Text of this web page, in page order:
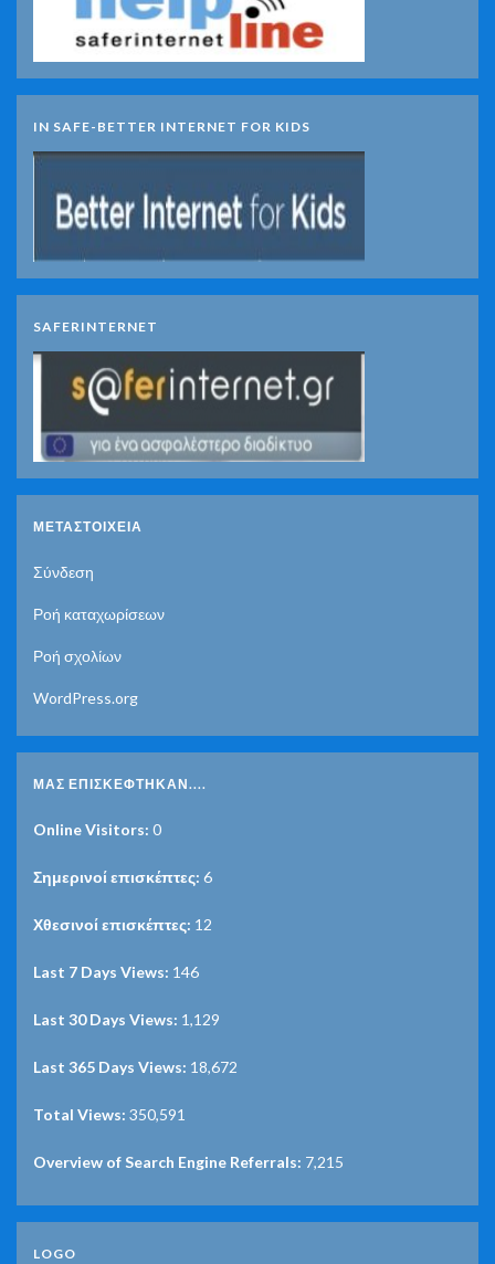
IN SAFE-BETTER INTERNET FOR KIDS
SAFERINTERNET
ΜΕΤΑΣΤΟΙΧΕΊΑ
Σύνδεση
Ροή καταχωρίσεων
Ροή σχολίων
WordPress.org
ΜΑΣ ΕΠΙΣΚΈΦΤΗΚΑΝ....
Online Visitors: 0
Σημερινοί επισκέπτες: 6
Χθεσινοί επισκέπτες: 12
Last 7 Days Views: 146
Last 30 Days Views: 1,129
Last 365 Days Views: 18,672
Total Views: 350,591
Overview of Search Engine Referrals: 7,215
LOGO